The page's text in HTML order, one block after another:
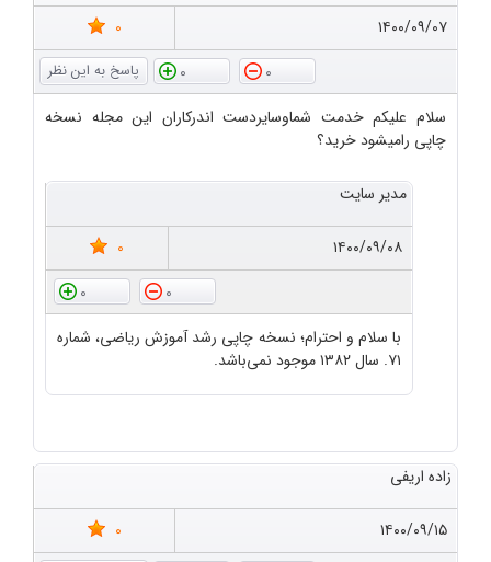
۱۴۰۰/۰۹/۰۷
0
0
0
سلام علیکم خدمت شماوسایردست اندرکاران این مجله نسخه
چاپی رامیشود خرید؟
مدیر سایت
۱۴۰۰/۰۹/۰۸
0
0
0
با سلام و احترام؛ نسخه چاپی رشد آموزش ریاضی، شماره
۷۱. سال ۱۳۸۲ موجود نمی‌باشد.
زاده اریفی
۱۴۰۰/۰۹/۱۵
0